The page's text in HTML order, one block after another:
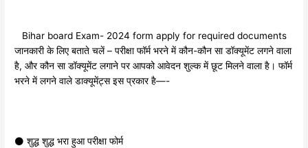
Bihar board Exam- 2024 form apply for required documents
जानकारी के लिए बताते चलें – परीक्षा फॉर्म भरने में कौन-कौन सा डॉक्यूमेंट लगने वाला
है, और कौन सा डॉक्यूमेंट लगाने पर आपको आवेदन शुल्क में छूट मिलने वाला है। फॉर्म
भरने में लगने वाले डाक्यूमेंट्स इस प्रकार है—-
⚫ शुद्ध शुद्ध भरा हुआ परीक्षा फोर्म